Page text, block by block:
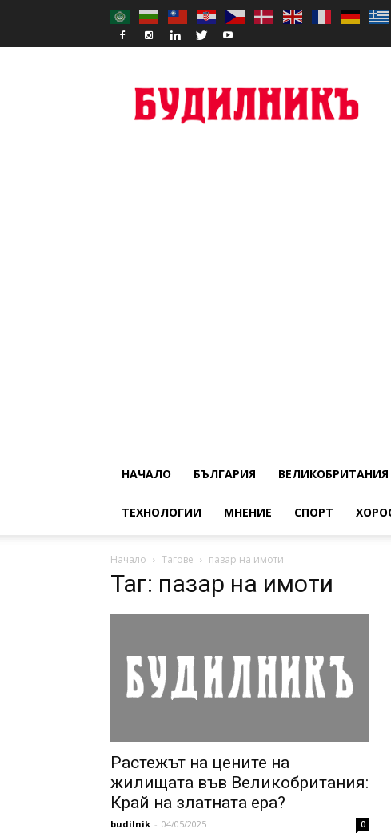
НАЧАЛО БЪЛГАРИЯ ВЕЛИКОБРИТАНИЯ
ТЕХНОЛОГИИ МНЕНИЕ СПОРТ
Начало Тагове пазар на имоти
Таг: пазар на имоти
Растежът на цените на
жилищата във Великобритания:
Край на златната ера?
budilnik - 04/05/2025 0